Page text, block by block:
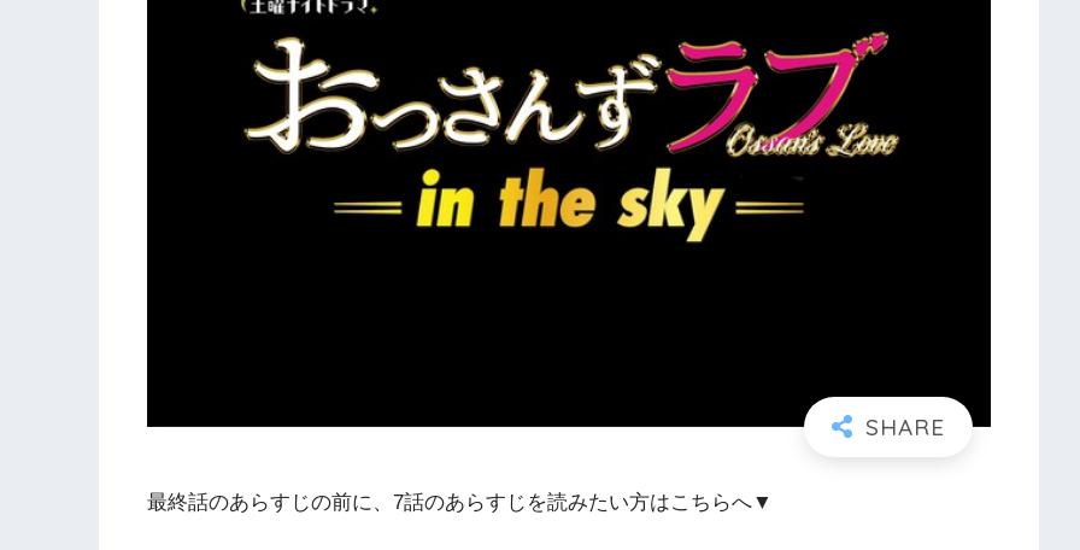
最終話のあらすじの前に、7話のあらすじを読みたい方はこちらへ▼